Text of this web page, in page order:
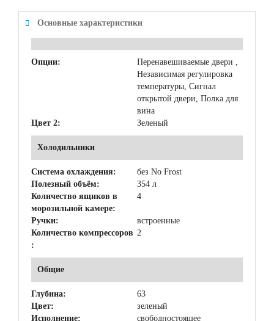
Основные характеристики
Опции:
Перенавешиваемые двери ,
Независимая регулировка
температуры, Сигнал
открытой двери, Полка для
вина
Цвет 2:
Зеленый
Холодильники
Система охлаждения:
без No Frost
Полезный объём:
354 л
Количество ящиков в
морозильной камере:
4
Ручки:
встроенные
Количество компрессоров
:
2
Общие
Глубина:
63
Цвет:
зеленый
Исполнение:
свободностоящее